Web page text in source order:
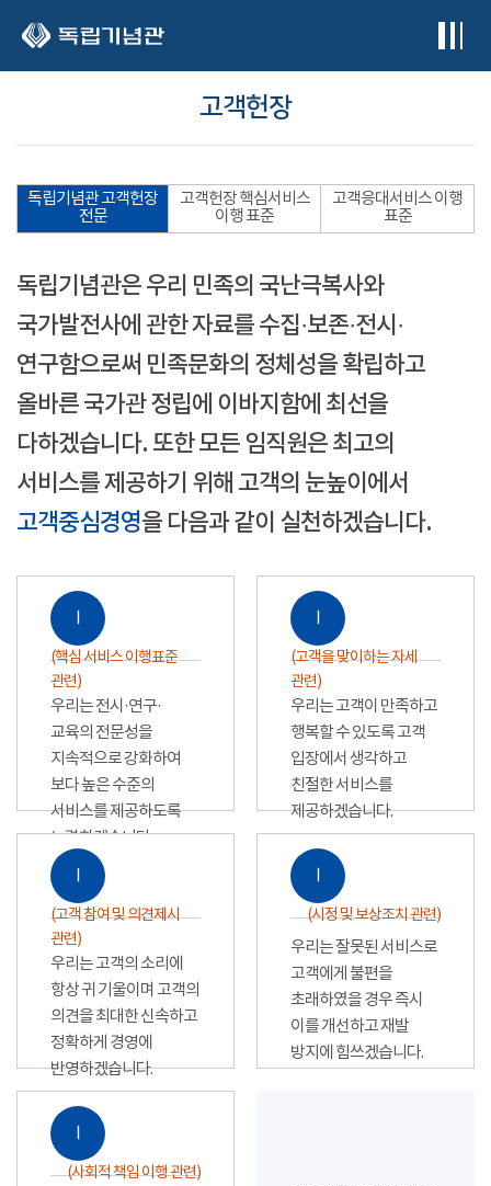
고객헌장
독립기념관 고객헌장
전문
고객헌장 핵심서비스
이행 표준
고객응대서비스 이행
표준
독립기념관은 우리 민족의 국난극복사와
국가발전사에 관한 자료를 수집·보존·전시·
연구함으로써 민족문화의 정체성을 확립하고
올바른 국가관 정립에 이바지함에 최선을
다하겠습니다. 또한 모든 임직원은 최고의
서비스를 제공하기 위해 고객의 눈높이에서
고객중심경영을 다음과 같이 실천하겠습니다.
Ⅰ
(핵심 서비스 이행표준
관련)
우리는 전시·연구·
교육의 전문성을
지속적으로 강화하여
보다 높은 수준의
서비스를 제공하도록
노력하겠습니다.
Ⅰ
(고객을 맞이하는 자세
관련)
우리는 고객이 만족하고
행복할 수 있도록 고객
입장에서 생각하고
친절한 서비스를
제공하겠습니다.
Ⅰ
(고객 참여 및 의견제시
관련)
우리는 고객의 소리에
항상 귀 기울이며 고객의
의견을 최대한 신속하고
정확하게 경영에
반영하겠습니다.
Ⅰ
(시정 및 보상조치 관련)
우리는 잘못된 서비스로
고객에게 불편을
초래하였을 경우 즉시
이를 개선하고 재발
방지에 힘쓰겠습니다.
Ⅰ
(사회적 책임 이행 관련)